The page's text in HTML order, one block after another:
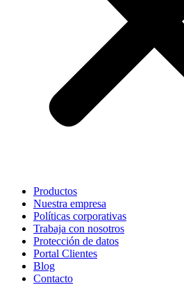
Productos
Nuestra empresa
Políticas corporativas
Trabaja con nosotros
Protección de datos
Portal Clientes
Blog
Contacto